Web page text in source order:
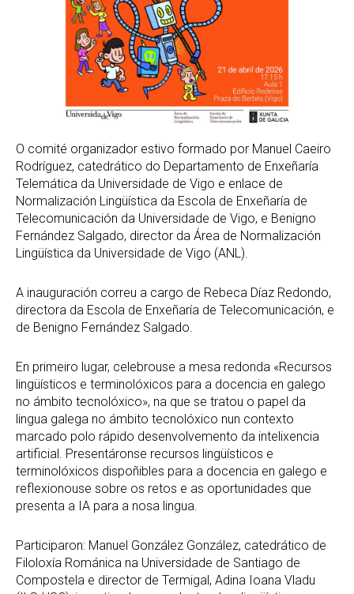
O comité organizador estivo formado por Manuel Caeiro
Rodríguez, catedrático do Departamento de Enxeñaría
Telemática da Universidade de Vigo e enlace de
Normalización Lingüística da Escola de Enxeñaría de
Telecomunicación da Universidade de Vigo, e Benigno
Fernández Salgado, director da Área de Normalización
Lingüística da Universidade de Vigo (ANL).
A inauguración correu a cargo de Rebeca Díaz Redondo,
directora da Escola de Enxeñaría de Telecomunicación, e
de Benigno Fernández Salgado.
En primeiro lugar, celebrouse a mesa redonda «Recursos
lingüísticos e terminolóxicos para a docencia en galego
no ámbito tecnolóxico», na que se tratou o papel da
lingua galega no ámbito tecnolóxico nun contexto
marcado polo rápido desenvolvemento da intelixencia
artificial. Presentáronse recursos lingüísticos e
terminolóxicos dispoñibles para a docencia en galego e
reflexionouse sobre os retos e as oportunidades que
presenta a IA para a nosa lingua.
Participaron: Manuel González González, catedrático de
Filoloxía Románica na Universidade de Santiago de
Compostela e director de Termigal, Adina Ioana Vladu